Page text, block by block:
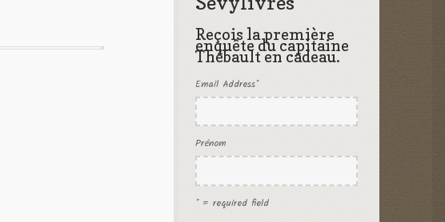
Reçois la première
enquête du capitaine
Thébault en cadeau.
Email Address*
Prénom
* = required field